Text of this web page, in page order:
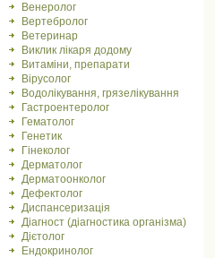
Венеролог
Вертебролог
Ветеринар
Виклик лікаря додому
Витаміни, препарати
Вірусолог
Водолікування, грязелікування
Гастроентеролог
Гематолог
Генетик
Гінеколог
Дерматолог
Дерматоонколог
Дефектолог
Диспансеризація
Діагност (діагностика організма)
Дієтолог
Ендокринолог